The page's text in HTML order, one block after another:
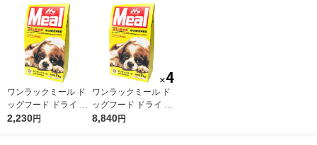
ワンラックミール ド
ッグフード ドライ 成
犬用 総合栄養食 国産
2,230円
ワンラックミール ド
ッグフード ドライ 成
犬用 総合栄養食 国産
8,840円